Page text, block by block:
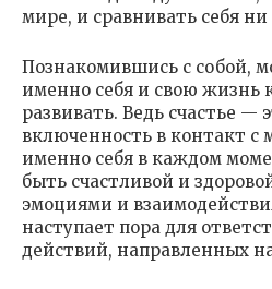
мире, и сравнивать себя
Познакомившись с собой,
именно себя и свою жизнь
развивать. Ведь счастье —
включенность в контакт с
именно себя в каждом
быть счастливой и
эмоциями и
наступает пора для
действий, направленных